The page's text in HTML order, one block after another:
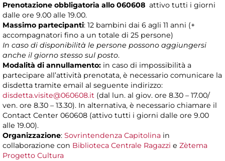
Prenotazione obbligatoria allo 060608 attivo tutti i giorni
dalle ore 9.00 alle 19.00.
Massimo partecipanti: 12 bambini dai 6 agli 11 anni (+
accompagnatori fino a un totale di 25 persone)
In caso di disponibilità le persone possono aggiungersi
anche il giorno stesso sul posto.
Modalità di annullamento: in caso di impossibilità a
partecipare all’attività prenotata, è necessario comunicare la
disdetta tramite email al seguente indirizzo:
disdetta.visite@060608.it (dal lun. al giov. ore 8.30 – 17.00/
ven. ore 8.30 – 13.30). In alternativa, è necessario chiamare il
Contact Center 060608 (attivo tutti i giorni dalle ore 9.00
alle 19.00).
Organizzazione: Sovrintendenza Capitolina in
collaborazione con Biblioteca Centrale Ragazzi e Zètema
Progetto Cultura